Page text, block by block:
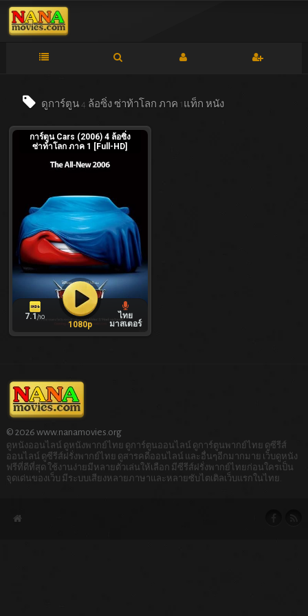
ดูการ์ตูน 4 ล้อซิ่ง ซ่าท้าโลก ภาค 1แท็ก หนัง
การ์ตูน Cars (2006) 4 ล้อซิ่ง
ซ่าท้าโลก ภาค 1 [Full-HD]
7.1/10
ไทย
มาสเตอร์
1080p
© 2026 www.nanamovies.org
ดูหนังออนไลน์ ดูหนังพากย์ไทย ดูการ์ตูนออนไลน์ ดูการ์ตูนพากย์ไทย ดูซีรีส์
ออนไลน์ ดูซีรีส์ฝรั่งพากย์ไทย ดูสารคดีออนไลน์ และอื่นๆอีกมากมาย เว็บดูหนัง
ฟรีที่ดีที่สุด ใช้งานง่ายมีหลายตัวเล่นให้เลือก มีซีรีส์ฝรั่งพากย์ไทยก่อนใครเป็น
จุดเด่นของเว็บ มีระบบเสียงหลายภาษาและหลายซับไตเติลเว็บแรกในไทย.